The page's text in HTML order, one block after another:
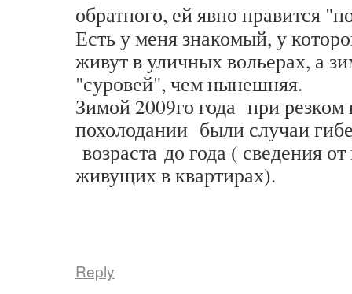
обратного, ей явно нравится
Есть у меня знакомый, у
живут в уличных вольерах, а
"суровей", чем нынешняя.
Зимой 2009го года при
похолодании были случаи
возраста до года ( сведения
живущих в квартирах).
Reply